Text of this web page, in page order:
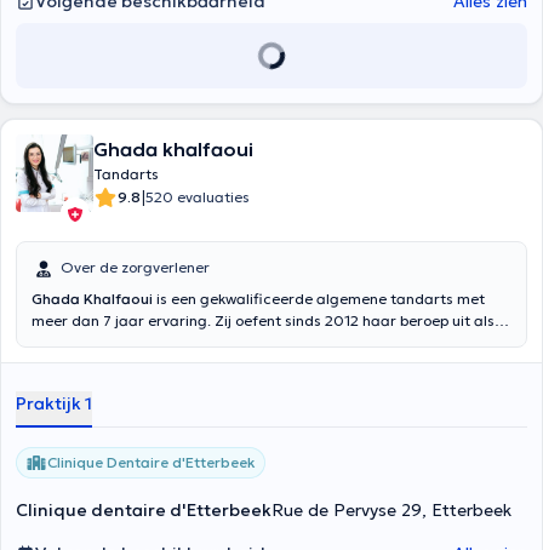
Ghada khalfaoui
Tandarts
9.8|520 evaluaties
Over de zorgverlener
Ghada Khalfaoui is een gekwalificeerde algemene tandarts met
meer dan 7 jaar ervaring. Zij oefent sinds 2012 haar beroep uit als
gedaan naar uitneembare gedeeltelijke gebitsprothesen en kleine
algemene tandheelkunde, heeft Ghada Khalfaoui al vele patiënten
tevreden gesteld die nu vertrouwen in haar hebben. Zij is ook lid van
de SMD-vereniging. Tandarts Ghada Khalfaoui biedt u een warm
welkom in haar tandheelkundige kliniek in Etterbeek, Brussel. In elk
voorgeschiedenis van de patiënt. Dankzij deze globale analyse kan
Praktijk 1
Clinique Dentaire d'Etterbeek
Clinique dentaire d'EtterbeekRue de Pervyse 29, Etterbeek